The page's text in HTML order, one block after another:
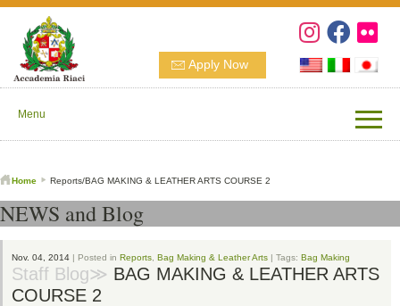
Apply Now
Menu
Home Reports/BAG MAKING & LEATHER ARTS COURSE 2
NEWS and Blog
Nov. 04, 2014 | Posted in Reports Bag Making & Leather Arts | Tags: Bag Making
Staff Blog≫ BAG MAKING & LEATHER ARTS
COURSE 2